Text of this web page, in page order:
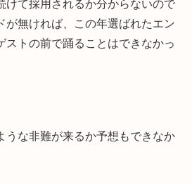
けて採用されるか分からないので
が無ければ、この年選ばれたエン
ストの前で踊ることはできなかっ
うな非難が来るか予想もできなか